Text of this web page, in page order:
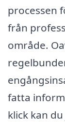
processen
från
område.
fatta
klick kan